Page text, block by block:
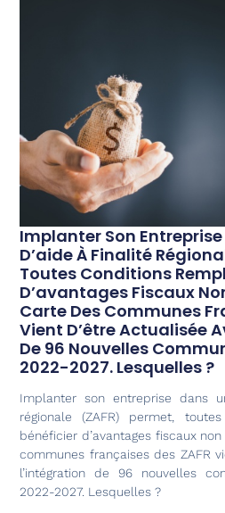
Implanter Son Entreprise
D’aide À Finalité
Toutes Conditions
D’avantages Fiscaux
Carte Des Communes
Vient D’être Actualisée
De 96 Nouvelles
2022-2027. Lesquelles ?
Implanter son entreprise dans
régionale (ZAFR) permet,
bénéficier d’avantages fiscaux
communes françaises des ZAFR
l’intégration de 96 nouvelles
2022-2027. Lesquelles ?